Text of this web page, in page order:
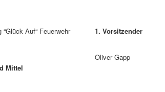
Auf“ Feuerwehr
Mittel
1. Vorsitzender
Oliver Gapp